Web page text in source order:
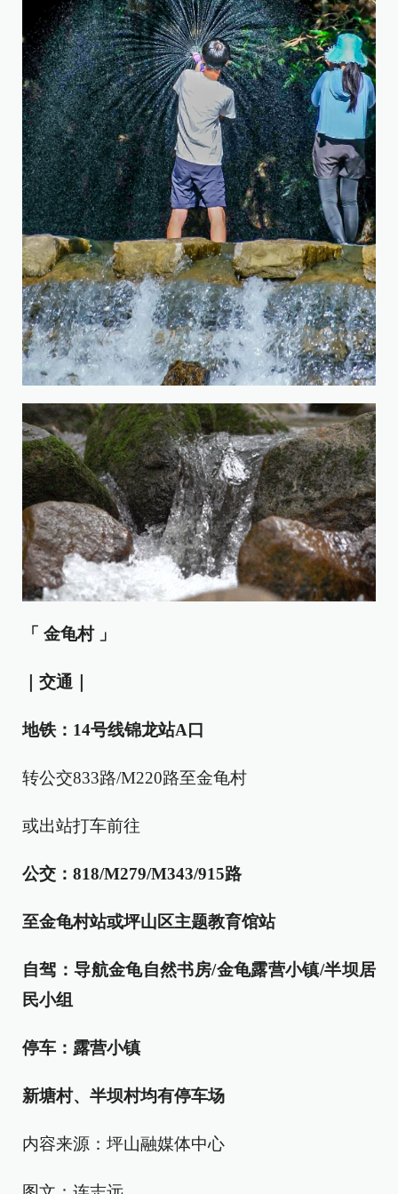
「 金龟村 」
｜交通｜
地铁： 14号线锦龙站A口
转公交833路/M220路至金龟村
或出站打车前往
公交： 818/M279/M343/915路
至金龟村站或坪山区主题教育馆站
自驾：导航金龟自然书房/金龟露营小镇/半坝居
民小组
停车： 露营小镇
新塘村、半坝村均有停车场
内容来源：坪山融媒体中心